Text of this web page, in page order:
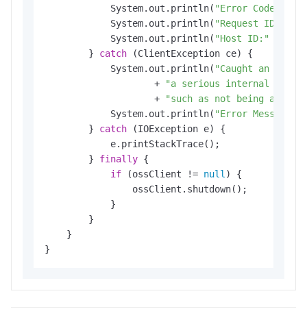
            System.out.println(
"Error Code:"
            System.out.println(
"Request ID:"
            System.out.println(
"Host ID:"
        }
catch (ClientException ce) {
            System.out.println(
"Caught an
                    +
"a serious internal
                    +
"such as not being able
            System.out.println(
"Error Message:"
        }
catch (IOException e) {
            e.printStackTrace();
        }
finally {
if (ossClient != null) {
                ossClient.shutdown();
            }
        }
    }